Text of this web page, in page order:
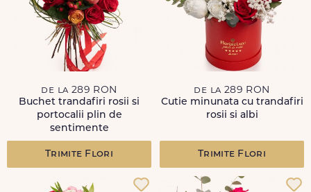
de la 289 RON
Buchet trandafiri rosii si
portocalii plin de
sentimente
Trimite Flori
de la 289 RON
Cutie minunata cu trandafiri
rosii si albi
Trimite Flori